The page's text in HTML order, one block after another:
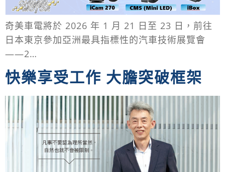
奇美車電將於 2026 年 1 月 21 日至 23 日，前往
日本東京參加亞洲最具指標性的汽車技術展覽會
——2…
快樂享受工作 大膽突破框架